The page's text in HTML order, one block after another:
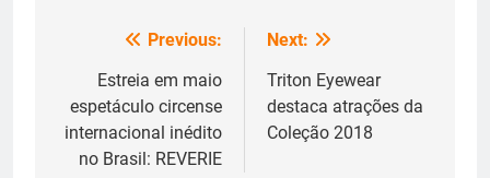
Navegação
Post
Previous:
Estreia em maio
espetáculo circense
internacional inédito
no Brasil: REVERIE
Next:
Triton Eyewear
destaca atrações da
Coleção 2018